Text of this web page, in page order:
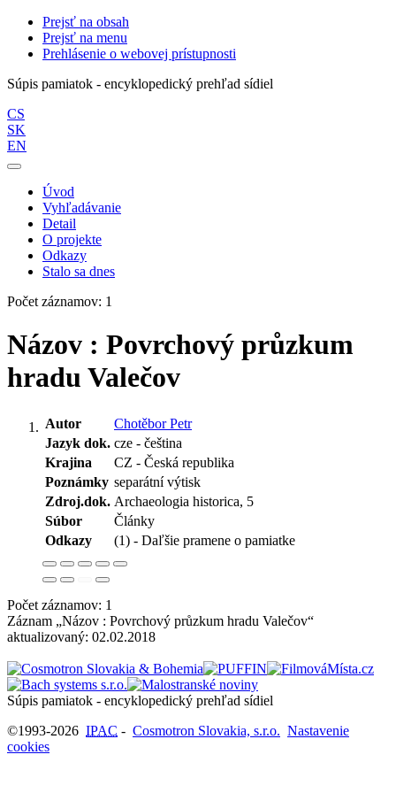
Prejsť na obsah
Prejsť na menu
Prehlásenie o webovej prístupnosti
Súpis pamiatok - encyklopedický prehľad sídiel
CS
SK
EN
Úvod
Vyhľadávanie
Detail
O projekte
Odkazy
Stalo sa dnes
Počet záznamov: 1
Názov : Povrchový průzkum
hradu Valečov
Autor
Chotěbor Petr
Jazyk dok. cze - čeština
Krajina
CZ - Česká republika
Poznámky separátní výtisk
Zdroj.dok. Archaeologia historica, 5
Súbor
Články
Odkazy
(1) - Daľšie pramene o pamiatke
Počet záznamov: 1
Záznam „Názov : Povrchový průzkum hradu Valečov“
aktualizovaný: 02.02.2018
Súpis pamiatok - encyklopedický prehľad sídiel
©1993-2026 IPAC - Cosmotron Slovakia, s.r.o. Nastavenie
cookies